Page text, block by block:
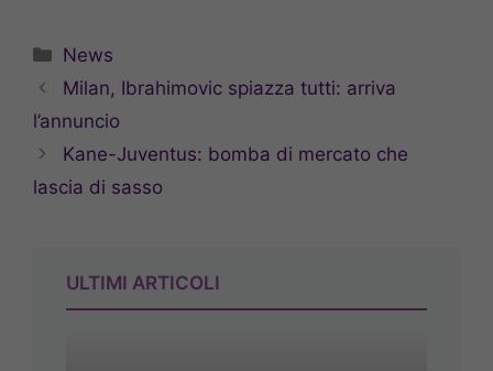
Categorie
News
Milan, Ibrahimovic spiazza tutti: arriva
l’annuncio
Kane-Juventus: bomba di mercato che
lascia di sasso
ULTIMI ARTICOLI